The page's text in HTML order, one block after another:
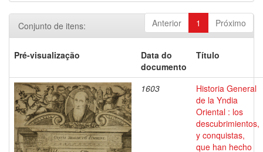
Anterior 1 Próximo
Conjunto de itens:
Pré-visualização
Data do
documento
Título
1603
Historia General
de la Yndia
Oriental : los
descubrimientos,
y conquistas,
que han hecho